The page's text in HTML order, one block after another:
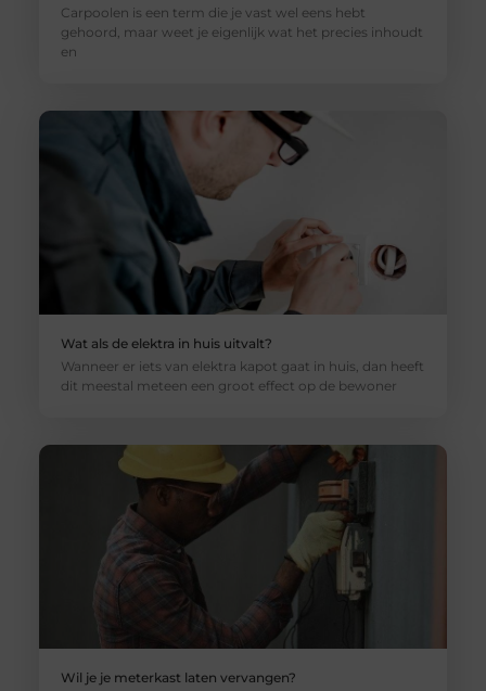
Carpoolen is een term die je vast wel eens hebt
gehoord, maar weet je eigenlijk wat het precies inhoudt
en
Wat als de elektra in huis uitvalt?
Wanneer er iets van elektra kapot gaat in huis, dan heeft
dit meestal meteen een groot effect op de bewoner
Wil je je meterkast laten vervangen?